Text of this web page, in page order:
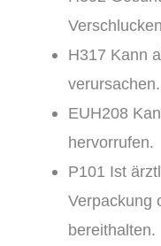
H317 Kann
verursachen.
EUH208
hervorrufen.
P101 Ist
Verpackung
bereithalten.